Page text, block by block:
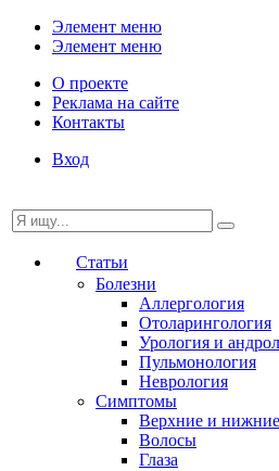
Элемент меню
Элемент меню
О проекте
Реклама на сайте
Контакты
Вход
Статьи
Болезни
Аллергология
Отоларингология
Урология и
Пульмонология
Неврология
Симптомы
Верхние и
Волосы
Глаза